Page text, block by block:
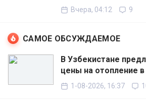
Вчера, 04:12 9
САМОЕ ОБСУЖДАЕМОЕ
В Узбекистане
цены на отопление в
1-08-2026, 16:37